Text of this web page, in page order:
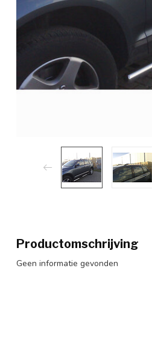
Productomschrijving
Geen informatie gevonden